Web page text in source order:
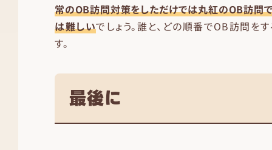
常のOB訪問対策をしただけでは丸紅のOB訪問
は難しいでしょう。誰と、どの順番でOB訪問を
す。
最後に